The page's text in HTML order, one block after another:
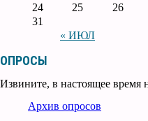
« ИЮЛ
24
25 26
31
ОПРОСЫ
Извините, в настоящее время
Архив опросов